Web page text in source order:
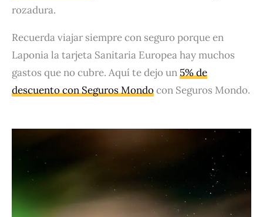
rozadura.
Recuerda viajar siempre con seguro porque en
Laponia la tarjeta Sanitaria Europea hay muchos
gastos que no cubre. Aquí te dejo un5% de
descuento con Seguros Mondocon Seguros Mondo.